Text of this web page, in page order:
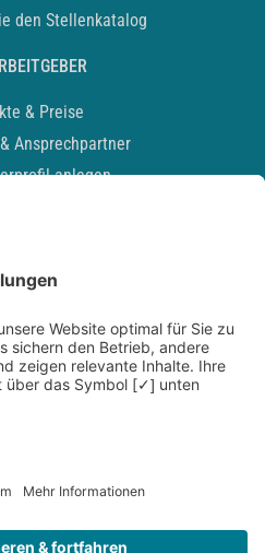
den Stellenkatalog
& Preise
Ansprechpartner
anlegen
Podcast